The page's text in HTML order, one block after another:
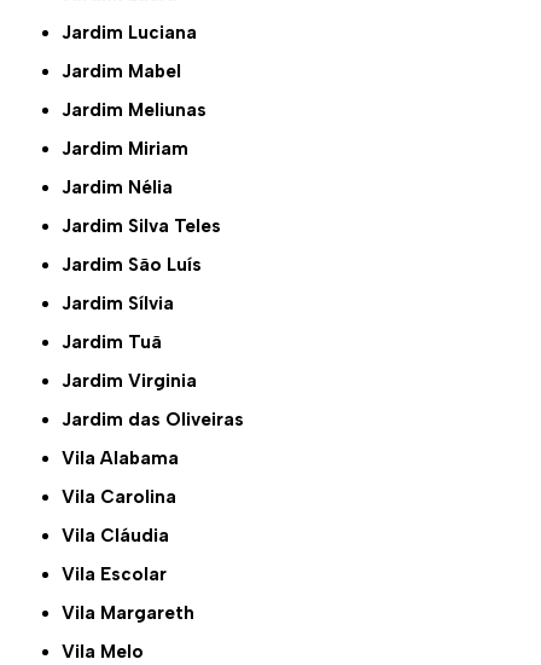
Jardim Luciana
Jardim Mabel
Jardim Meliunas
Jardim Miriam
Jardim Nélia
Jardim Silva Teles
Jardim São Luís
Jardim Sílvia
Jardim Tuã
Jardim Virginia
Jardim das Oliveiras
Vila Alabama
Vila Carolina
Vila Cláudia
Vila Escolar
Vila Margareth
Vila Melo